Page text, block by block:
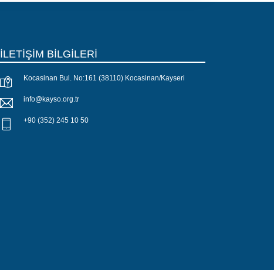
İLETİŞİM BİLGİLERİ
Kocasinan Bul. No:161 (38110) Kocasinan/Kayseri
info@kayso.org.tr
+90 (352) 245 10 50